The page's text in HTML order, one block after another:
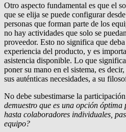
Otro aspecto fundamental es que el
que se elija se puede configurar
personas que forman parte de los
no hay actividades que solo se
proveedor. Esto no significa que
experiencia del producto, y es
asistencia disponible. Lo que
poner su mano en el sistema, es
sus auténticas necesidades, a su
No debe subestimarse la
demuestro que es una opción
hasta colaboradores individuales,
equipo?